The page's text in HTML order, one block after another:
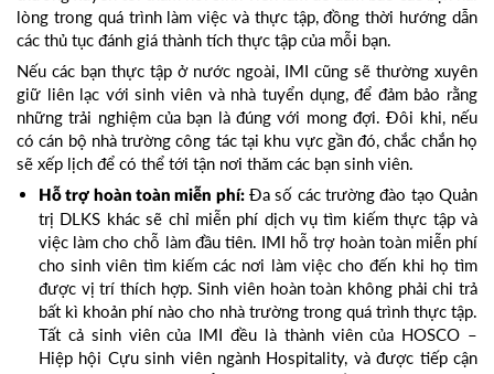
lòng trong quá trình làm việc và thực tập, đồng thời hướng dẫn
các thủ tục đánh giá thành tích thực tập của mỗi bạn.
Nếu các bạn thực tập ở nước ngoài, IMI cũng sẽ thường xuyên
giữ liên lạc với sinh viên và nhà tuyển dụng, để đảm bảo rằng
những trải nghiệm của bạn là đúng với mong đợi. Đôi khi, nếu
có cán bộ nhà trường công tác tại khu vực gần đó, chắc chắn họ
sẽ xếp lịch để có thể tới tận nơi thăm các bạn sinh viên.
Hỗ trợ hoàn toàn miễn phí:Đa số các trường đào tạo Quản
trị DLKS khác sẽ chỉ miễn phí dịch vụ tìm kiếm thực tập và
việc làm cho chỗ làm đầu tiên. IMI hỗ trợ hoàn toàn miễn phí
cho sinh viên tìm kiếm các nơi làm việc cho đến khi họ tìm
được vị trí thích hợp. Sinh viên hoàn toàn không phải chi trả
bất kì khoản phí nào cho nhà trường trong quá trình thực tập.
Tất cả sinh viên của IMI đều là thành viên của HOSCO –
Hiệp hội Cựu sinh viên ngành Hospitality, và được tiếp cận